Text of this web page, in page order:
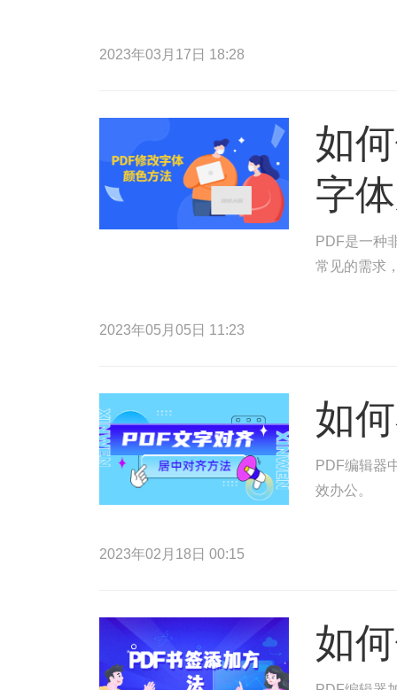
2023年03月17日 18:28
如
字
PDF是一种
常见的需求
2023年05月05日 11:23
如
PDF编辑器
效办公。
2023年02月18日 00:15
如